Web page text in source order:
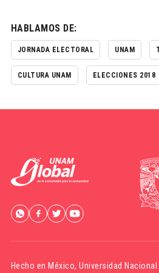
HABLAMOS DE:
JORNADA ELECTORAL UNAM
CULTURA UNAM ELECCIONES 2018
Hecho en México,Universidad